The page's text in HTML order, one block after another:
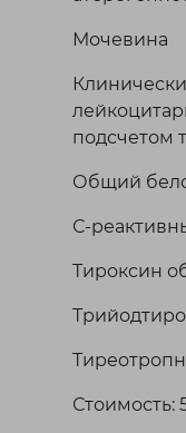
Мочевина
подсчетом
Общий
С-
Тироксин
Стоимость: